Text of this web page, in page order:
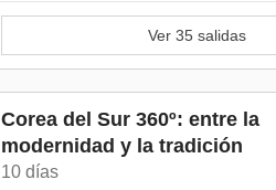
Ver 35 salidas
Corea del Sur 360º: entre la
modernidad y la tradición
10 días